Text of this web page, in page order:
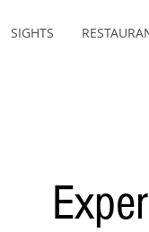
SIGHTS